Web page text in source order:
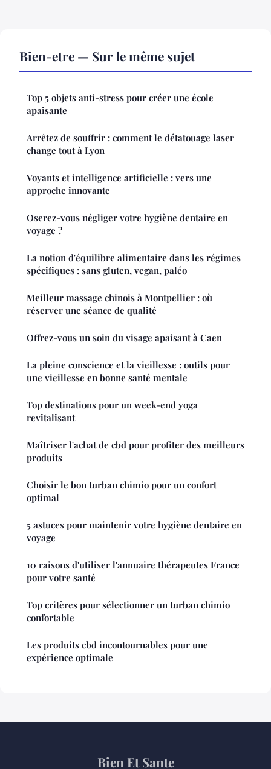
Bien-etre — Sur le même sujet
Top 5 objets anti-stress pour créer une école
apaisante
Arrêtez de souffrir : comment le détatouage laser
change tout à Lyon
Voyants et intelligence artificielle : vers une
approche innovante
Oserez-vous négliger votre hygiène dentaire en
voyage ?
La notion d'équilibre alimentaire dans les régimes
spécifiques : sans gluten, vegan, paléo
Meilleur massage chinois à Montpellier : où
réserver une séance de qualité
Offrez-vous un soin du visage apaisant à Caen
La pleine conscience et la vieillesse : outils pour
une vieillesse en bonne santé mentale
Top destinations pour un week-end yoga
revitalisant
Maîtriser l'achat de cbd pour profiter des meilleurs
produits
Choisir le bon turban chimio pour un confort
optimal
5 astuces pour maintenir votre hygiène dentaire en
voyage
10 raisons d'utiliser l'annuaire thérapeutes France
pour votre santé
Top critères pour sélectionner un turban chimio
confortable
Les produits cbd incontournables pour une
expérience optimale
Bien Et Sante